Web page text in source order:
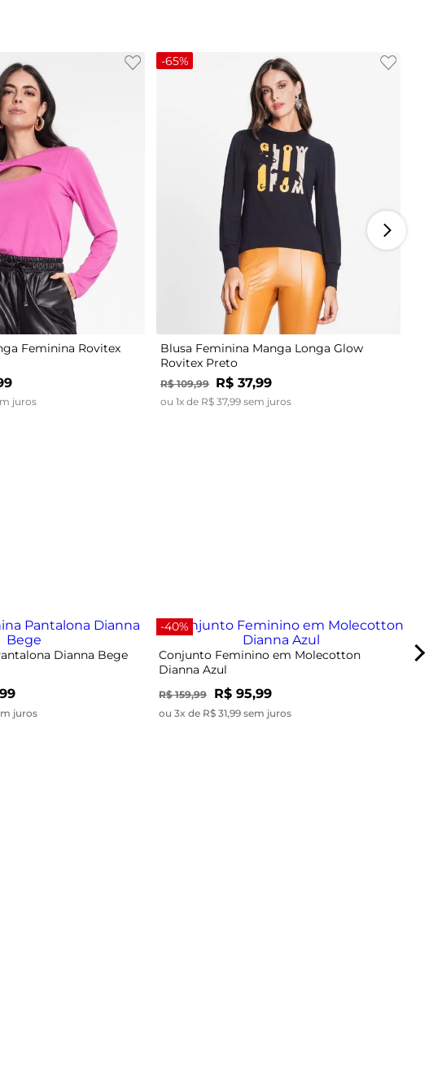
G GG
Feminina Rovitex
juros
-65%
G
Blusa Feminina Manga Longa Glow
Rovitex Preto
R$ 109,99 R$ 37,99
ou 1x de R$ 37,99 sem juros
Dianna Bege
juros
-40%
Conjunto Feminino em Molecotton
Dianna Azul
R$ 159,99 R$ 95,99
ou 3x de R$ 31,99 sem juros